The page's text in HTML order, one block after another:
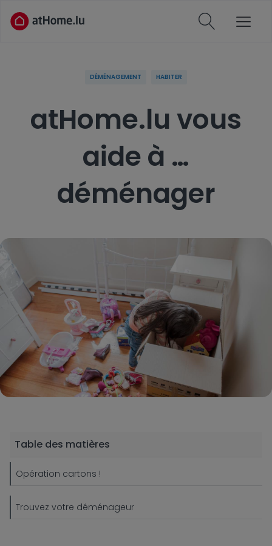
DÉMÉNAGEMENT HABITER
atHome.lu vous
aide à …
déménager
Table des matières
Opération cartons !
Trouvez votre déménageur